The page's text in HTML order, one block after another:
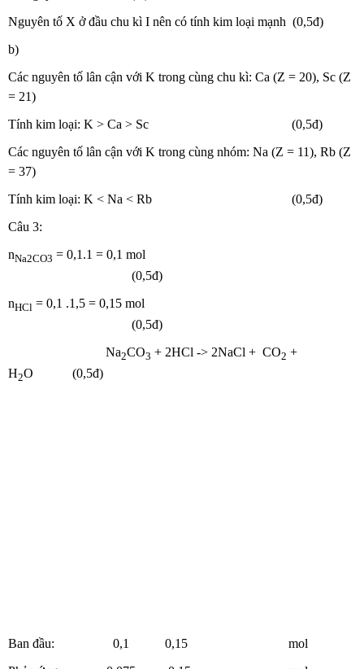
Nguyên tố X ở đầu chu kì I nên có tính kim loại mạnh (0,5đ)
b)
Các nguyên tố lân cận với K trong cùng chu kì: Ca (Z = 20), Sc (Z
= 21)
Tính kim loại: K > Ca > Sc (0,5đ)
Các nguyên tố lân cận với K trong cùng nhóm: Na (Z = 11), Rb (Z
= 37)
Tính kim loại: K < Na < Rb (0,5đ)
Câu 3:
nNa2CO3 = 0,1.1 = 0,1 mol
(0,5đ)
nHCl = 0,1 .1,5 = 0,15 mol
(0,5đ)
Na2CO3 + 2HCl -> 2NaCl + CO2 +
H2O (0,5đ)
Ban đầu: 0,1 0,15 mol